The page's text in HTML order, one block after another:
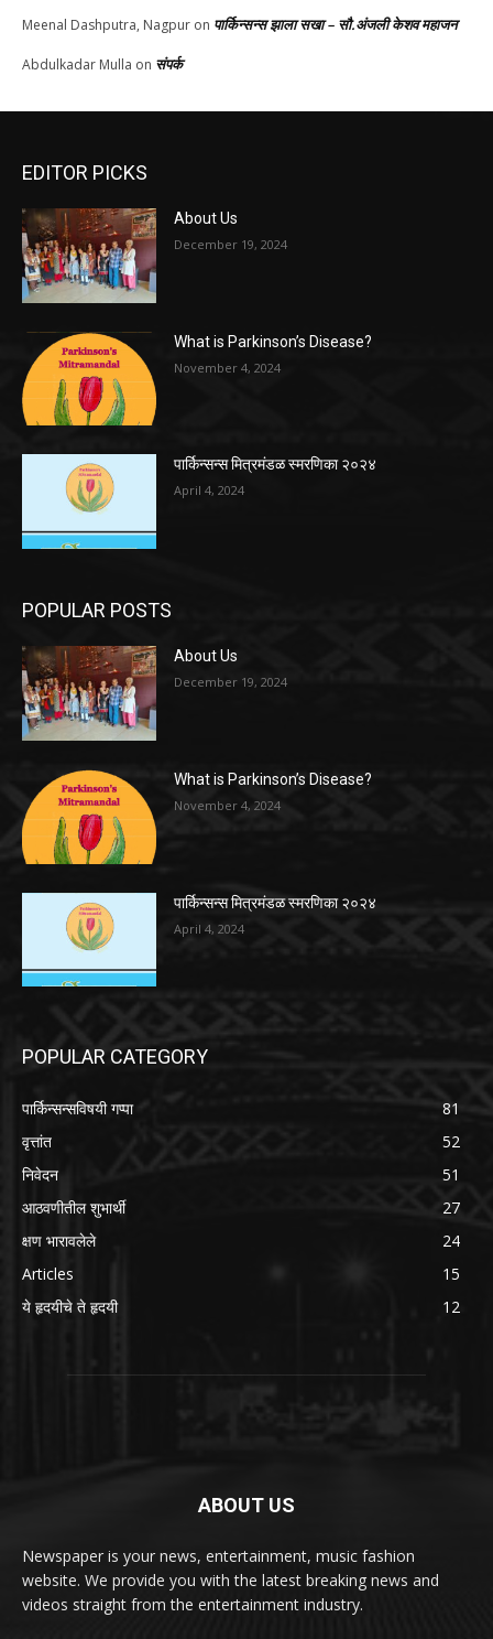
Meenal Dashputra, Nagpur on पार्किन्सन्स झाला सखा – सौ.अंजली केशव महाजन
Abdulkadar Mulla on संपर्क
EDITOR PICKS
About Us
December 19, 2024
What is Parkinson’s Disease?
November 4, 2024
पार्किन्सन्स मित्रमंडळ स्मरणिका २०२४
April 4, 2024
POPULAR POSTS
About Us
December 19, 2024
What is Parkinson’s Disease?
November 4, 2024
पार्किन्सन्स मित्रमंडळ स्मरणिका २०२४
April 4, 2024
POPULAR CATEGORY
पार्किन्सन्सविषयी गप्पा
81
वृत्तांत
52
निवेदन
51
आठवणीतील शुभार्थी
27
क्षण भारावलेले
24
Articles
15
ये हृदयीचे ते हृदयी
12
ABOUT US
Newspaper is your news, entertainment, music fashion
website. We provide you with the latest breaking news and
videos straight from the entertainment industry.